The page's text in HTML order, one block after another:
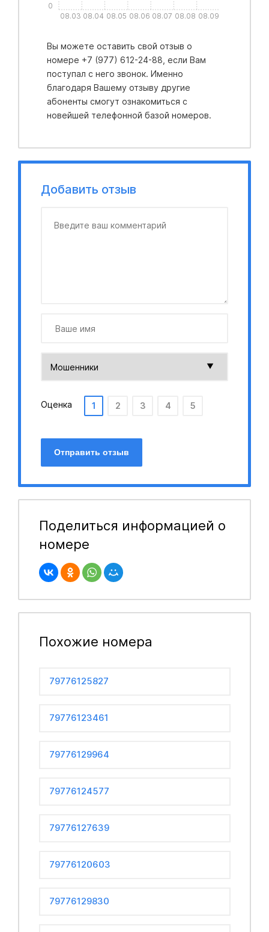
08.03 08.04 08.05 08.06 08.07 08.08 08.09
0
Вы можете оставить свой отзыв о
номере +7 (977) 612-24-88, если Вам
поступал с него звонок. Именно
благодаря Вашему отзыву другие
абоненты смогут ознакомиться с
новейшей телефонной базой номеров.
Добавить отзыв
Оценка 1 2 3 4 5
Отправить отзыв
Поделиться информацией о
номере
Похожие номера
79776125827
79776123461
79776129964
79776124577
79776127639
79776120603
79776129830